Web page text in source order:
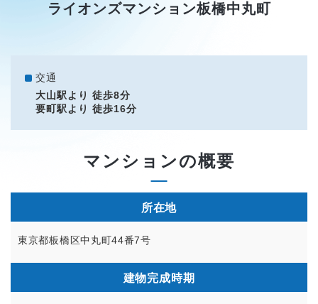
ライオンズマンション板橋中丸町
交通
大山駅より 徒歩8分
要町駅より 徒歩16分
マンションの概要
所在地
東京都板橋区中丸町44番7号
建物完成時期